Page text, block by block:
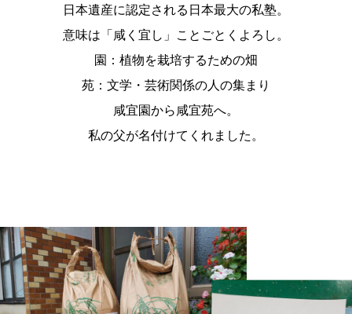
日本遺産に認定される日本最大の私塾。
意味は「咸く宜し」ことごとくよろし。
園：植物を栽培するための畑
苑：文学・芸術関係の人の集まり
咸宜園から咸宜苑へ。
私の父が名付けてくれました。